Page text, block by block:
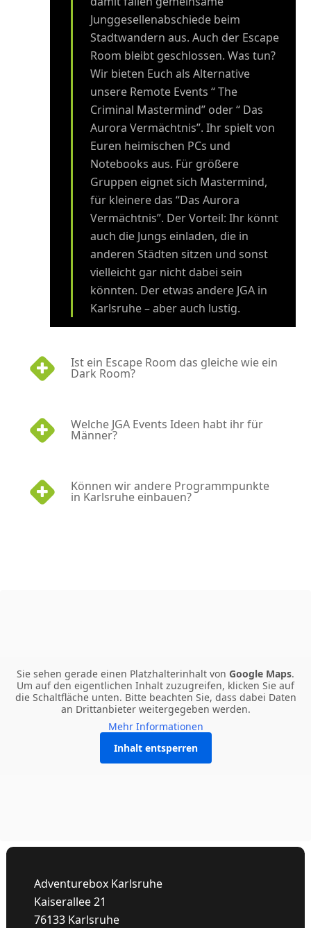
Junggesellenabschiede beim
Stadtwandern aus. Auch der Escape
Room bleibt geschlossen. Was tun?
Wir bieten Euch als Alternative
unsere Remote Events “ The
Criminal Mastermind” oder “ Das
Aurora Vermächtnis”. Ihr spielt von
Euren heimischen PCs und
Notebooks aus. Für größere
Gruppen eignet sich Mastermind,
für kleinere das “Das Aurora
Vermächtnis”. Der Vorteil: Ihr könnt
auch die Jungs einladen, die in
anderen Städten sitzen und sonst
vielleicht gar nicht dabei sein
könnten. Der etwas andere JGA in
Karlsruhe – aber auch lustig.
Ist ein Escape Room das gleiche wie ein
Dark Room?
Welche JGA Events Ideen habt ihr für
Männer?
Können wir andere Programmpunkte
in Karlsruhe einbauen?
Sie sehen gerade einen Platzhalterinhalt von Google Maps.
Um auf den eigentlichen Inhalt zuzugreifen, klicken Sie auf
die Schaltfläche unten. Bitte beachten Sie, dass dabei Daten
an Drittanbieter weitergegeben werden.
Mehr Informationen
Inhalt entsperren
Adventurebox Karlsruhe
Kaiserallee 21
76133 Karlsruhe